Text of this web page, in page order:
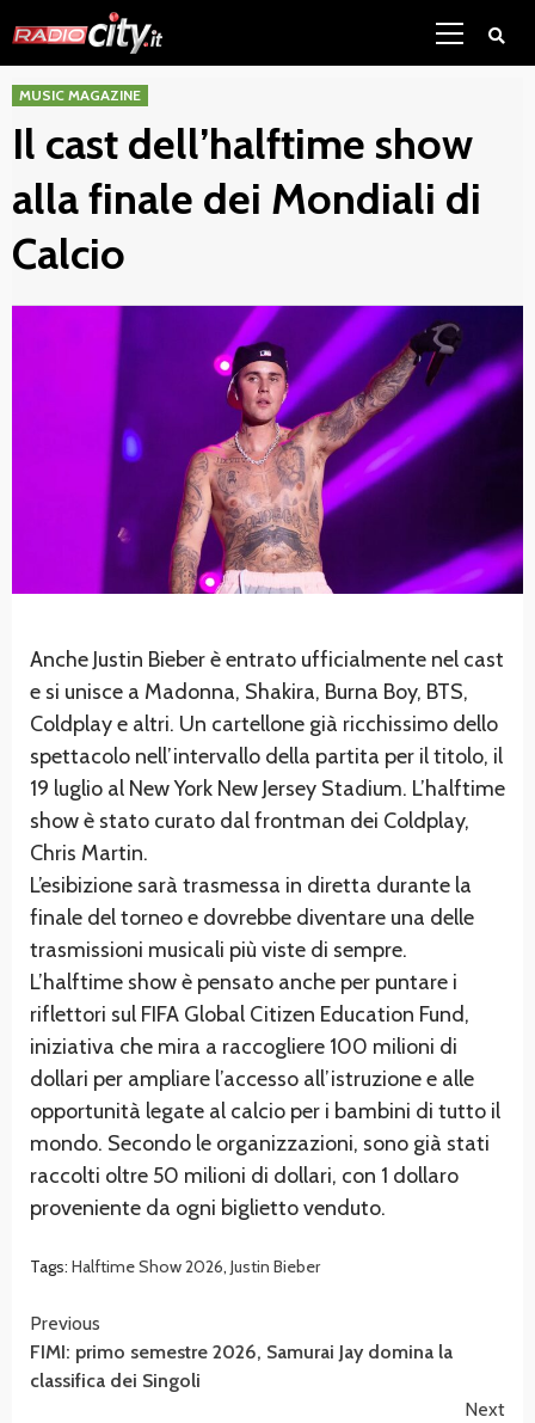
to
content
MUSIC MAGAZINE
Il cast dell’halftime show
alla finale dei Mondiali di
Calcio
Anche Justin Bieber è entrato ufficialmente nel cast
e si unisce a Madonna, Shakira, Burna Boy, BTS,
Coldplay e altri. Un cartellone già ricchissimo dello
spettacolo nell’intervallo della partita per il titolo, il
19 luglio al New York New Jersey Stadium. L’halftime
show è stato curato dal frontman dei Coldplay,
Chris Martin.
L’esibizione sarà trasmessa in diretta durante la
finale del torneo e dovrebbe diventare una delle
trasmissioni musicali più viste di sempre.
L’halftime show è pensato anche per puntare i
riflettori sul FIFA Global Citizen Education Fund,
iniziativa che mira a raccogliere 100 milioni di
dollari per ampliare l’accesso all’istruzione e alle
opportunità legate al calcio per i bambini di tutto il
mondo. Secondo le organizzazioni, sono già stati
raccolti oltre 50 milioni di dollari, con 1 dollaro
proveniente da ogni biglietto venduto.
Tags: Halftime Show 2026, Justin Bieber
Continue
Reading
Previous
FIMI: primo semestre 2026, Samurai Jay domina la
classifica dei Singoli
Next